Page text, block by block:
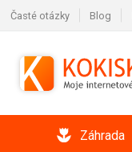
Časté otázky Blog
Záhrada